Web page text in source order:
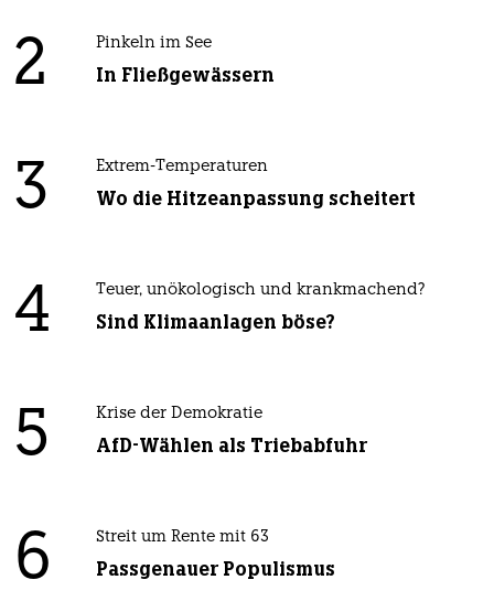
2 Pinkeln im See
In Fließgewässern
3 Extrem-Temperaturen
Wo die Hitzeanpassung scheitert
4 Teuer, unökologisch und krankmachend?
Sind Klimaanlagen böse?
5 Krise der Demokratie
AfD-Wählen als Triebabfuhr
6 Streit um Rente mit 63
Passgenauer Populismus